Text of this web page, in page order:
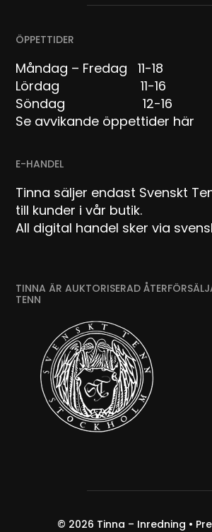
ÖPPETTIDER
Måndag – Fredag 11-18
Lördag 11-16
Söndag 12-16
Se avvikande öppettider här
E-HANDEL
Tinna säljer endast Svenskt
till kunder i vår butik.
All digital handel sker via
TINNA ÄR AUKTORISERAD
TENN
© 2026 Tinna – Inredning •